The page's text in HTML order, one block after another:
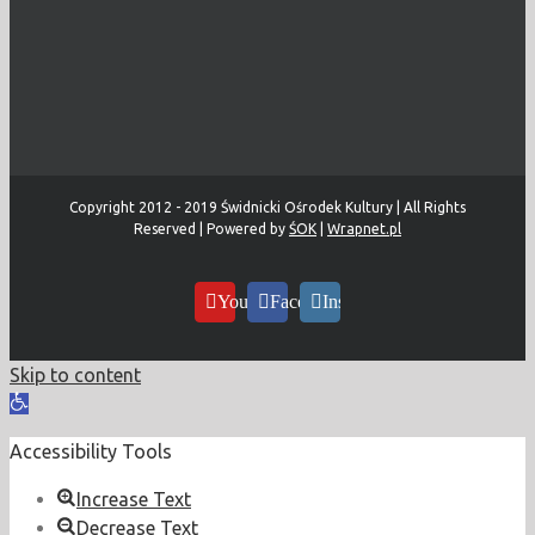
Copyright 2012 - 2019 Świdnicki Ośrodek Kultury | All Rights
Reserved | Powered by ŚOK Wrapnet.pl
YouTubeFacebookInstagram
Skip to content
Open
Accessibility Tools
Increase Text
Decrease Text